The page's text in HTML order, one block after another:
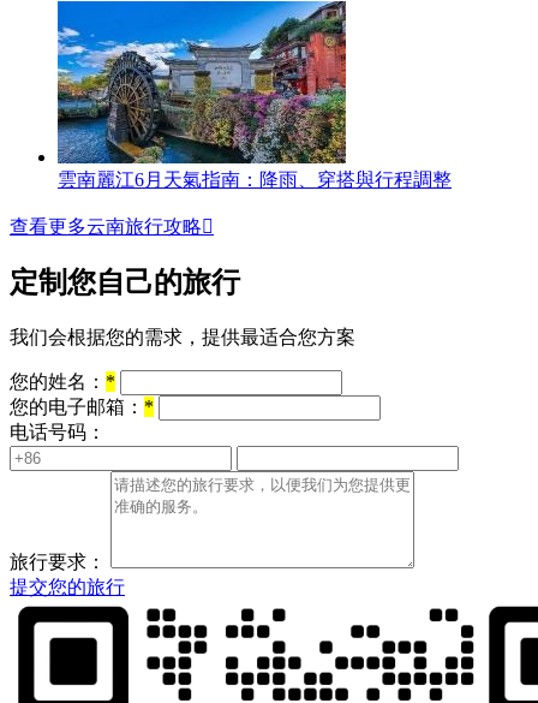
雲南麗江6月天氣指南：降雨、穿搭與行程調整
查看更多云南旅行攻略
定制您自己的旅行
我们会根据您的需求，提供最适合您方案
您的姓名： *
您的电子邮箱： *
电话号码：
旅行要求：
提交您的旅行